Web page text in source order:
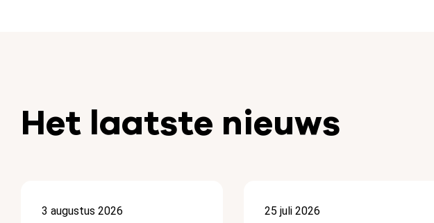
Het laatste nieuws
3 augustus 2026 25 juli 2026